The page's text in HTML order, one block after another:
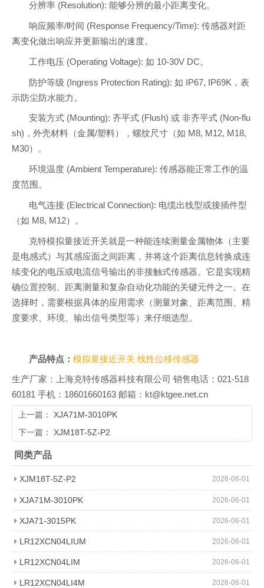
分辨率 (Resolution): 能够分辨的最小距离变化。
响应频率/时间 (Response Frequency/Time): 传感器对距
离变化做出响应并更新输出的速度。
工作电压 (Operating Voltage): 如 10-30V DC。
防护等级 (Ingress Protection Rating): 如 IP67, IP69K，表
示防尘防水能力。
安装方式 (Mounting): 齐平式 (Flush) 或 非齐平式 (Non-flu
sh)，外壳材料（金属/塑料），螺纹尺寸（如 M8, M12, M18,
M30）。
环境温度 (Ambient Temperature): 传感器能正常工作的温
度范围。
电气连接 (Electrical Connection): 电缆出线型或接插件型
（如 M8, M12）。
克特模拟量接近开关就是一种能连续测量金属物体（主要
是电感式）与其感应面之间距离，并将这个距离信息转换成连
续变化的电压或电流信号输出的非接触式传感器。它是实现精
确位置控制、距离测量和复杂自动化功能的关键元件之一。在
选择时，需要根据具体的应用需求（测量对象、距离范围、精
度要求、环境、输出信号类型等）来仔细选型。
产品特点：模拟量接近开关线性位移传感器
生产厂家：上海克特传感器科技有限公司 销售电话：021-518
60181 手机：18601660163 邮箱：kt@ktgee.net.cn
上一篇： XJA71M-3010PK
下一篇： XJM18T-5Z-P2
同类产品
2026-06-01
XJM18T-5Z-P2
2026-06-01
XJA71M-3010PK
2026-06-01
XJA71-3015PK
2026-06-01
LR12XCN04LIUM
2026-06-01
LR12XCN04LIM
2026-06-01
LR12XCN04LI4M